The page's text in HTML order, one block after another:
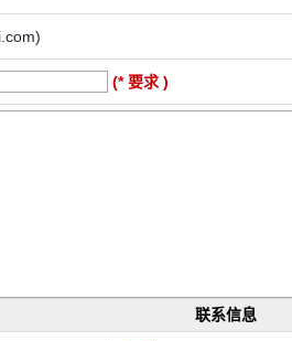
(* 要求 )
联系信息